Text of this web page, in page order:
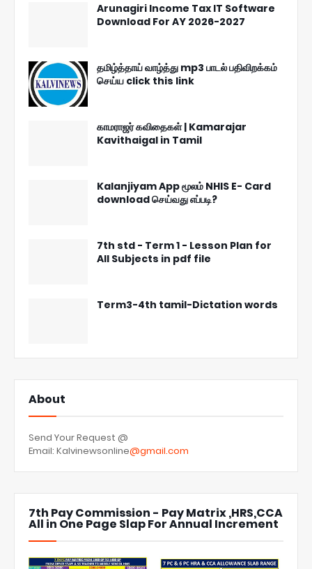
Arunagiri Income Tax IT Software
Download For AY 2026-2027
தமிழ்த்தாய் வாழ்த்து mp3 பாடல் பதிவிறக்கம்
செய்ய click this link
காமராஜர் கவிதைகள் | Kamarajar
Kavithaigal in Tamil
Kalanjiyam App மூலம் NHIS E- Card
download செய்வது எப்படி?
7th std - Term 1 - Lesson Plan for
All Subjects in pdf file
Term3-4th tamil-Dictation words
About
Send Your Request @
Email: Kalvinewsonline@gmail.com
7th Pay Commission - Pay Matrix ,HRS,CCA
All in One Page Slap For Annual Increment